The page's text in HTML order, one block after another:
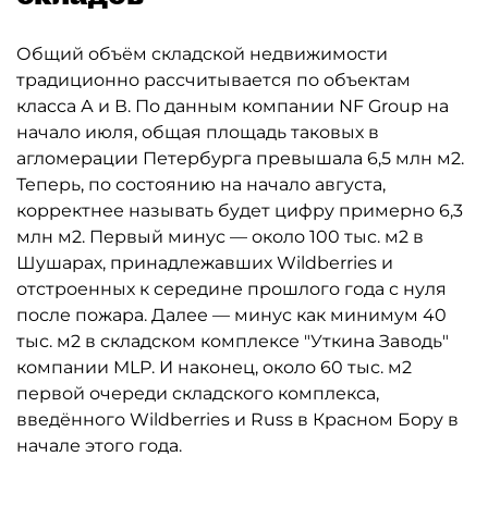
Общий объём складской недвижимости
традиционно рассчитывается по объектам
класса А и В. По данным компании NF Group на
начало июля, общая площадь таковых в
агломерации Петербурга превышала 6,5 млн м2.
Теперь, по состоянию на начало августа,
корректнее называть будет цифру примерно 6,3
млн м2. Первый минус — около 100 тыс. м2 в
Шушарах, принадлежавших Wildberries и
отстроенных к середине прошлого года с нуля
после пожара. Далее — минус как минимум 40
тыс. м2 в складском комплексе "Уткина Заводь"
компании MLP. И наконец, около 60 тыс. м2
первой очереди складского комплекса,
введённого Wildberries и Russ в Красном Бору в
начале этого года.